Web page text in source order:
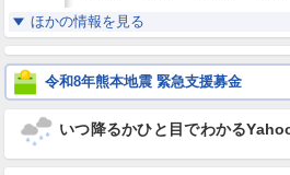
湿度 83 %
風
静穏
0m/s
東南東
1m/s
東北東
1m/s
東北東
1m/s
ほかの情報を見る
令和8年熊本地震 緊急支援募金
いつ降るかひと目でわかる